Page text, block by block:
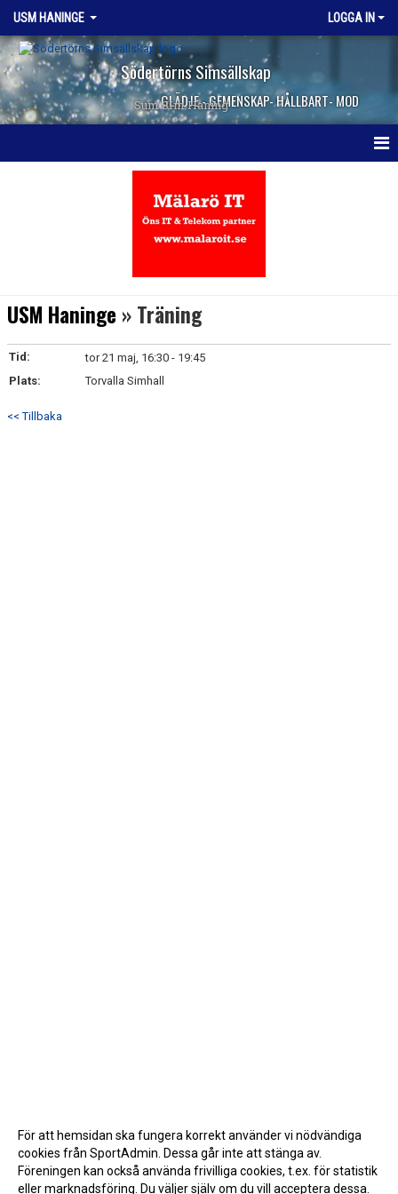
USM HANINGE LOGGA IN
Södertörns Simsällskap
GLÄDJE - GEMENSKAP- HÅLLBART- MOD
Sum SIm Haning
USM Haninge » Träning
Tid:
tor 21 maj, 16:30 - 19:45
Plats:
Torvalla Simhall
<< Tillbaka
För att hemsidan ska fungera korrekt använder vi nödvändiga
cookies från SportAdmin. Dessa går inte att stänga av.
Föreningen kan också använda frivilliga cookies, t.ex. för statistik
eller marknadsföring. Du väljer själv om du vill acceptera dessa.